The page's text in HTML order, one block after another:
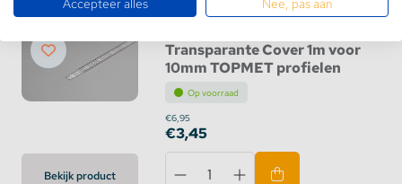
Bekijk product
Transparante Cover 1m voor
10mm TOPMET profielen
Op voorraad
€6,95
€3,45
Accepteer alles Nee, pas aan